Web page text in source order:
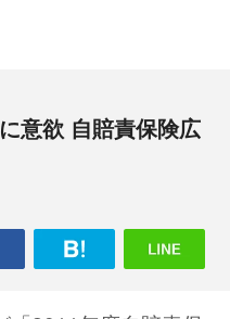
意欲 自賠責保険広